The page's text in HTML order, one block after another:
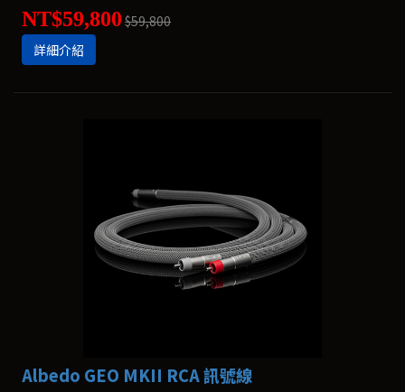
NT$59,800 $59,800
詳細介紹
Albedo GEO MKII RCA 訊號線